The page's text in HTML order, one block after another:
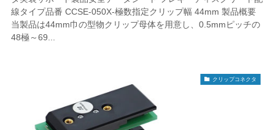
線タイプ品番 CCSE-050X-極数指定クリップ幅 44mm 製品概要
当製品は44mm巾の型物クリップ母体を用意し、0.5mmピッチの
48極～69...
クリップコネクタ